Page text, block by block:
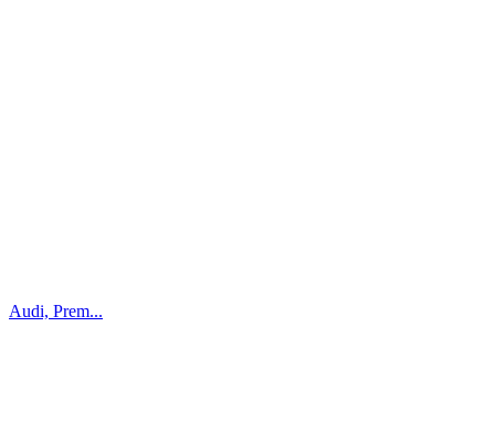
Audi, Prem...